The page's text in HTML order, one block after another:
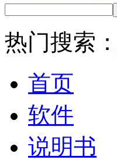
热门搜索：
首页
软件
说明书